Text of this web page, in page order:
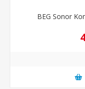
BEG Sonor